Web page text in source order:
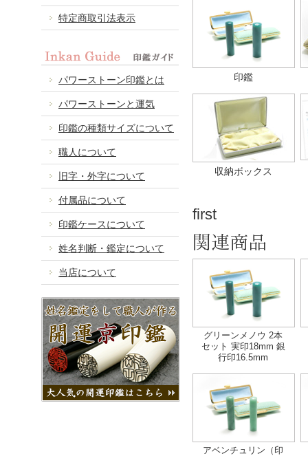
印鑑
収納ボックス
first
関連商品
グリーンメノウ 2本
セット 実印18mm 銀
行印16.5mm
アベンチュリン（印
特定商取引法表示
パワーストーン印鑑とは
パワーストーンと運気
印鑑の種類サイズについて
職人について
旧字・外字について
付属品について
印鑑ケースについて
姓名判断・鑑定について
当店について